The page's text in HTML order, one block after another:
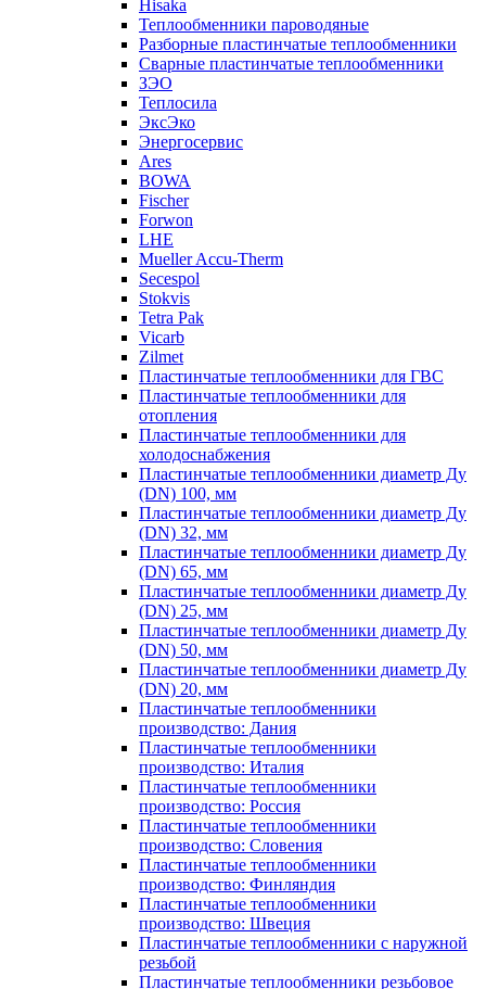
Hisaka
Теплообменники пароводяные
Разборные пластинчатые теплообменники
Сварные пластинчатые теплообменники
ЗЭО
Теплосила
ЭксЭко
Энергосервис
Ares
BOWA
Fischer
Forwon
LHE
Mueller Accu-Therm
Secespol
Stokvis
Tetra Pak
Vicarb
Zilmet
Пластинчатые теплообменники для ГВС
Пластинчатые теплообменники для
отопления
Пластинчатые теплообменники для
холодоснабжения
Пластинчатые теплообменники диаметр Ду
(DN) 100, мм
Пластинчатые теплообменники диаметр Ду
(DN) 32, мм
Пластинчатые теплообменники диаметр Ду
(DN) 65, мм
Пластинчатые теплообменники диаметр Ду
(DN) 25, мм
Пластинчатые теплообменники диаметр Ду
(DN) 50, мм
Пластинчатые теплообменники диаметр Ду
(DN) 20, мм
Пластинчатые теплообменники
производство: Дания
Пластинчатые теплообменники
производство: Италия
Пластинчатые теплообменники
производство: Россия
Пластинчатые теплообменники
производство: Словения
Пластинчатые теплообменники
производство: Финляндия
Пластинчатые теплообменники
производство: Швеция
Пластинчатые теплообменники с наружной
резьбой
Пластинчатые теплообменники резьбовое